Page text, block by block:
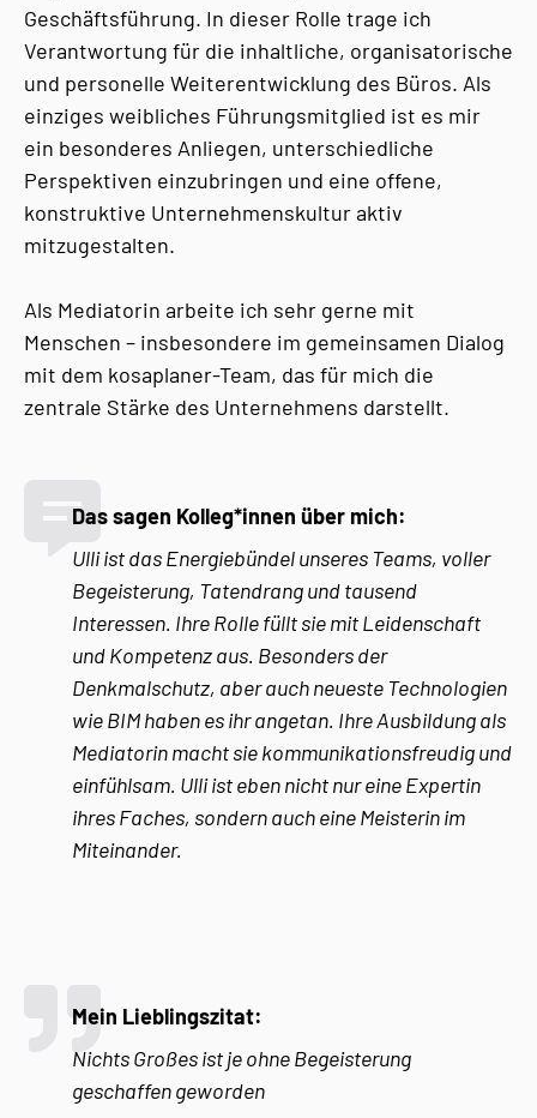
Geschäftsführung. In dieser Rolle trage ich
Verantwortung für die inhaltliche, organisatorische
und personelle Weiterentwicklung des Büros. Als
einziges weibliches Führungsmitglied ist es mir
ein besonderes Anliegen, unterschiedliche
Perspektiven einzubringen und eine offene,
konstruktive Unternehmenskultur aktiv
mitzugestalten.
Als Mediatorin arbeite ich sehr gerne mit
Menschen – insbesondere im gemeinsamen Dialog
mit dem kosaplaner-Team, das für mich die
zentrale Stärke des Unternehmens darstellt.
Das sagen Kolleg*innen über mich:
Ulli ist das Energiebündel unseres Teams, voller
Begeisterung, Tatendrang und tausend
Interessen. Ihre Rolle füllt sie mit Leidenschaft
und Kompetenz aus. Besonders der
Denkmalschutz, aber auch neueste Technologien
wie BIM haben es ihr angetan. Ihre Ausbildung als
Mediatorin macht sie kommunikationsfreudig und
einfühlsam. Ulli ist eben nicht nur eine Expertin
ihres Faches, sondern auch eine Meisterin im
Miteinander.
Mein Lieblingszitat:
Nichts Großes ist je ohne Begeisterung
geschaffen geworden